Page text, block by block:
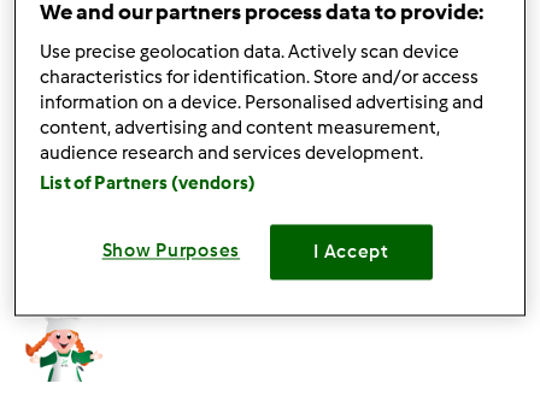
sak z pomidorów i zagotować jak inne przetwory do
słoiczków. Będę eksperymentować.
Góra strony
Zalogujlub
komentarze
Dołączył : 08.11.2010
We and our partners process data to provide:
Use precise geolocation data. Actively scan device
characteristics for identification. Store and/or access
information on a device. Personalised advertising and
content, advertising and content measurement,
audience research and services development.
List of Partners (vendors)
Show Purposes I Accept